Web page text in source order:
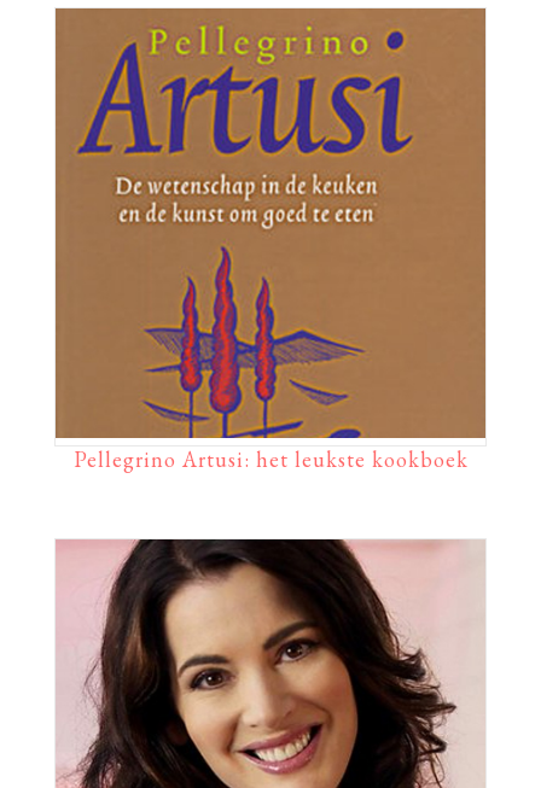
Pellegrino Artusi: het leukste kookboek